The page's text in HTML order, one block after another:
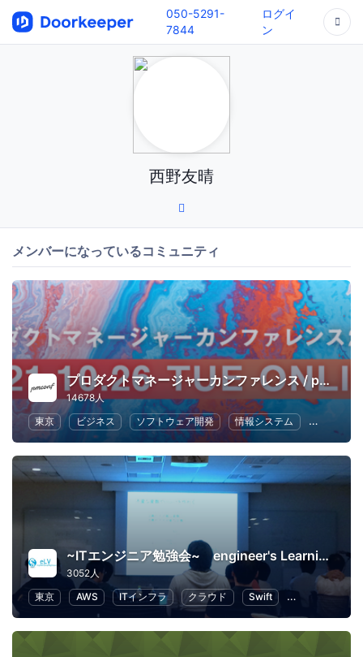
050-5291-
7844
ログイ
ン
西野友晴
メンバーになっているコミュニティ
プロダクトマネージャーカンファレンス / pmconf
14678人
東京
ビジネス ソフトウェア開発 情報システム UX
~ITエンジニア勉強会~ engineer's Learning･Vesper
3052人
東京
AWS ITインフラ クラウド Swift プログラミング